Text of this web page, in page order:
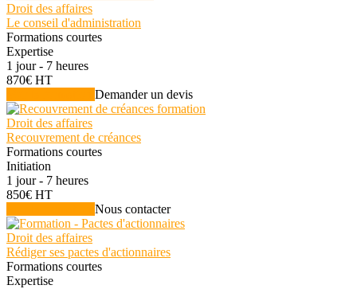
Droit des affaires
Le conseil d'administration
Formations courtes
Expertise
1 jour - 7 heures
870€ HT
Demander un devis
Droit des affaires
Recouvrement de créances
Formations courtes
Initiation
1 jour - 7 heures
850€ HT
Nous contacter
Droit des affaires
Rédiger ses pactes d'actionnaires
Formations courtes
Expertise